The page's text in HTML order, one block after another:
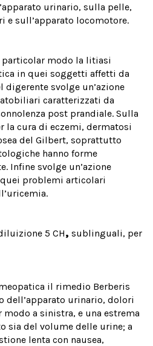
urinario, sulla pelle,
sull’apparato locomotore.
modo la litiasi
in quei soggetti affetti da
svolge un’azione
caratterizzati da
post prandiale. Sulla
la cura di eczemi, dermatosi
del Gilbert, soprattutto
hanno forme
Infine svolge un’azione
problemi articolari
5 CH, sublinguali, per
il rimedio Berberis
dell’apparato urinario, dolori
a sinistra, e una estrema
sia del volume delle urine; a
lenta con nausea,